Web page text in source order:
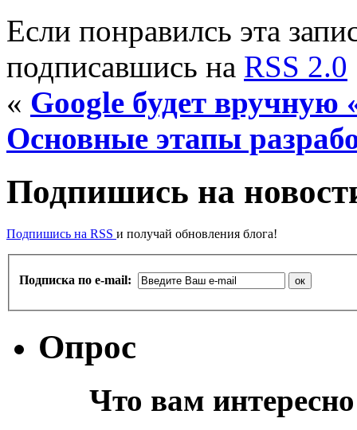
Если понравилсь эта
подписавшись на RSS 2.0
« Google будет вручную
Основные этапы
Подпишись на
Подпишись на RSS и получай обновления блога!
Подписка по e-mail:
Опрос
Что вам